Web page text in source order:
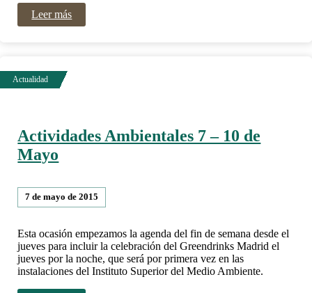
Leer más
Actividades Ambientales 7 – 10 de
Mayo
7 de mayo de 2015
Esta ocasión empezamos la agenda del fin de semana desde el
jueves para incluir la celebración del Greendrinks Madrid el
jueves por la noche, que será por primera vez en las
instalaciones del Instituto Superior del Medio Ambiente.